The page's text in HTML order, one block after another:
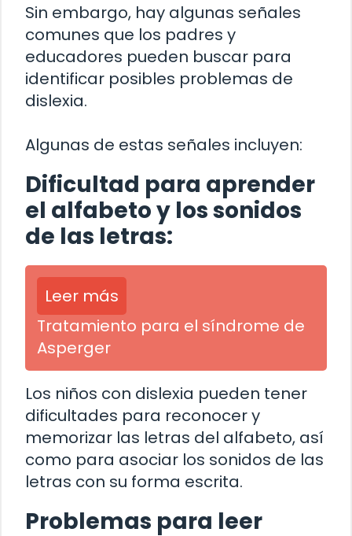
Sin embargo, hay algunas señales
comunes que los padres y
educadores pueden buscar para
identificar posibles problemas de
dislexia.
Algunas de estas señales incluyen:
Dificultad para aprender
el alfabeto y los sonidos
de las letras:
Leer más
Tratamiento para el síndrome de
Asperger
Los niños con dislexia pueden tener
dificultades para reconocer y
memorizar las letras del alfabeto, así
como para asociar los sonidos de las
letras con su forma escrita.
Problemas para leer